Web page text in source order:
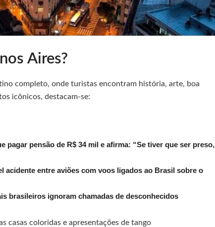
Aires?
completo, onde turistas encontram história, arte, boa
icônicos, destacam-se:
pagar pensão de R$ 34 mil e afirma: “Se tiver que ser preso,
acidente entre aviões com voos ligados ao Brasil sobre o
brasileiros ignoram chamadas de desconhecidos
casas coloridas e apresentações de tango